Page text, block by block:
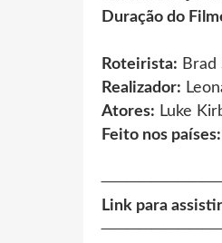
Duração do
Roteirista: Brad
Realizador:
Atores: Luke
Feito nos países:
Link para